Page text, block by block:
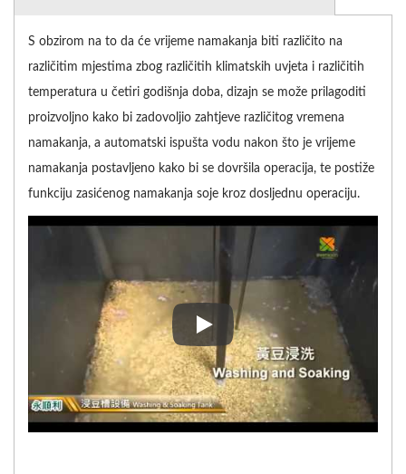
S obzirom na to da će vrijeme namakanja biti različito na
različitim mjestima zbog različitih klimatskih uvjeta i različitih
temperatura u četiri godišnja doba, dizajn se može prilagoditi
proizvoljno kako bi zadovoljio zahtjeve različitog vremena
namakanja, a automatski ispušta vodu nakon što je vrijeme
namakanja postavljeno kako bi se dovršila operacija, te postiže
funkciju zasićenog namakanja soje kroz dosljednu operaciju.
S obzirom na to da će vrijeme